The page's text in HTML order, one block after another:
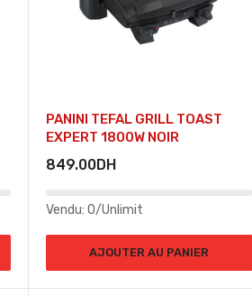
PANINI TEFAL GRILL TOAST
EXPERT 1800W NOIR
849.00DH
Vendu: 0/Unlimit
AJOUTER AU PANIER